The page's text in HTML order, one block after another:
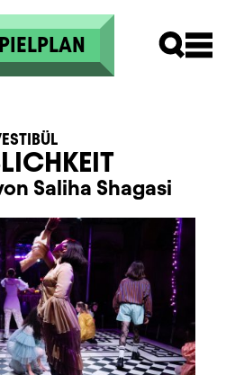
Saliha Shagasi